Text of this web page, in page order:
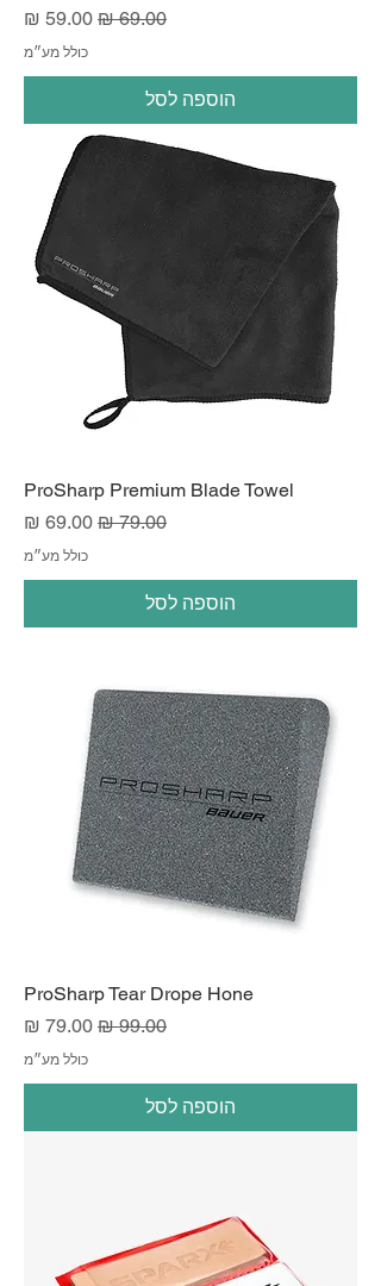
מחיר רגילמחיר מבצע
כולל מע״מ
הוספה לסל
ProSharp Premium Blade Towel
מחיר רגילמחיר מבצע
כולל מע״מ
הוספה לסל
ProSharp Tear Drope Hone
מחיר רגילמחיר מבצע
כולל מע״מ
הוספה לסל